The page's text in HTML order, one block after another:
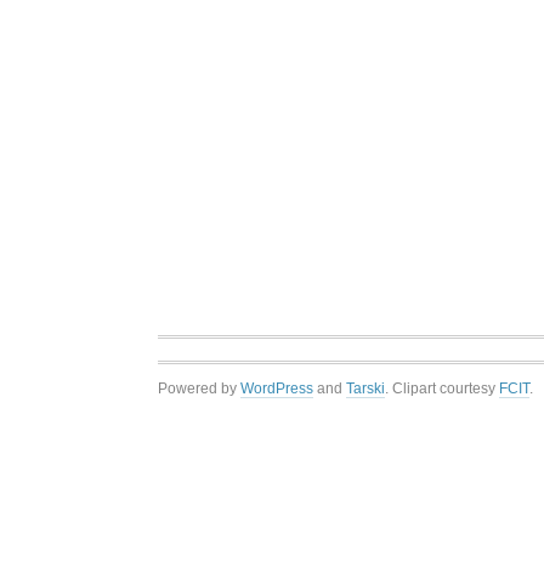
Powered by WordPress and Tarski. Clipart courtesy FCIT.